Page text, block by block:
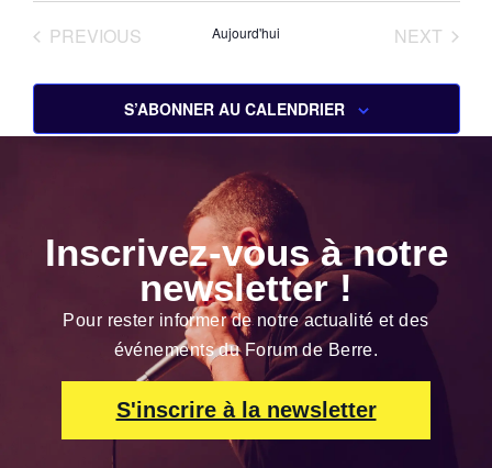
PREVIOUSÉVÈNEMENTS
Aujourd'hui NEXT
S’ABONNER AU CALENDRIER
Inscrivez-vous à notre
newsletter !
Pour rester informer de notre actualité et des
événements du Forum de Berre.
S'inscrire à la newsletter